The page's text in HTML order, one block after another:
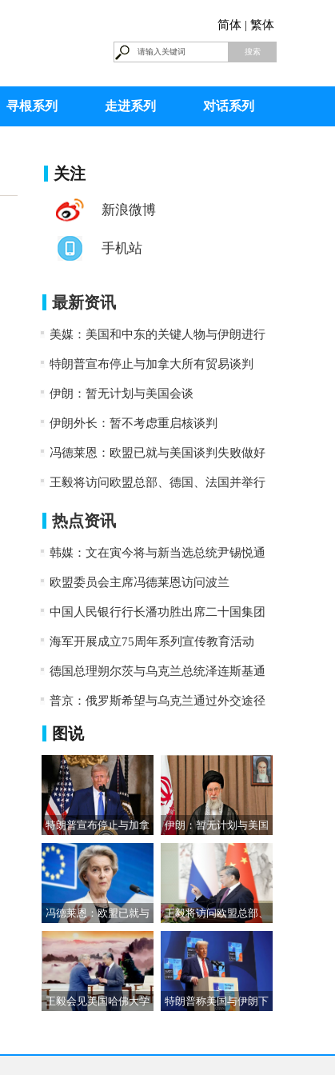
简体 | 繁体
寻根系列 走进系列 对话系列
关注
新浪微博
手机站
最新资讯
美媒：美国和中东的关键人物与伊朗进行
特朗普宣布停止与加拿大所有贸易谈判
伊朗：暂无计划与美国会谈
伊朗外长：暂不考虑重启核谈判
冯德莱恩：欧盟已就与美国谈判失败做好
王毅将访问欧盟总部、德国、法国并举行
热点资讯
韩媒：文在寅今将与新当选总统尹锡悦通
欧盟委员会主席冯德莱恩访问波兰
中国人民银行行长潘功胜出席二十国集团
海军开展成立75周年系列宣传教育活动
德国总理朔尔茨与乌克兰总统泽连斯基通
普京：俄罗斯希望与乌克兰通过外交途径
图说
特朗普宣布停止与加拿
大所有贸易谈判
伊朗：暂无计划与美国
会谈
冯德莱恩：欧盟已就与
美国谈判失败做好
王毅将访问欧盟总部、
德国、法国并举行
王毅会见美国哈佛大学
特朗普称美国与伊朗下